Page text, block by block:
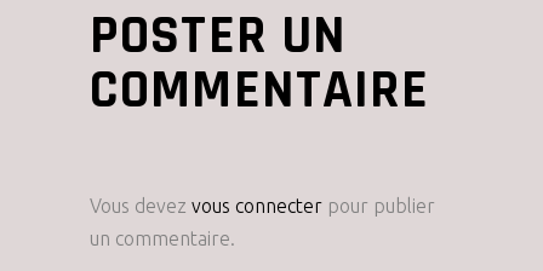
POSTER UN
COMMENTAIRE
Vous devez vous connecter pour publier
un commentaire.